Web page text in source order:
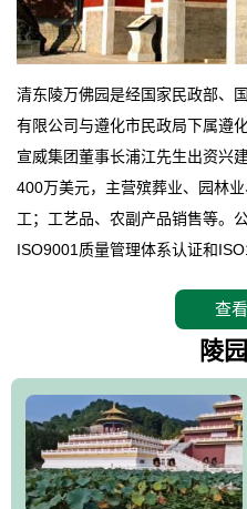
清东陵万佛园是经国家民政部、
有限公司与遵化市民政局下属遵
宣威集团董事长浦江先生出资兴
400万美元，主营殡葬业、园林
工；工艺品、农副产品销售等。
ISO9001质量管理体系认证和
拥有4A级旅游区头衔的花园式陵
万佛园位于遵化市境内，座落在
形绝佳，地理位置优越，交通便
园、打造佛教精品旅游圣地”为
的墓地安葬、祭祀吊亡并结合旅
郁绚丽、优雅宜人的园林景观构
园手法相结合的默契操作，建成
查
陵